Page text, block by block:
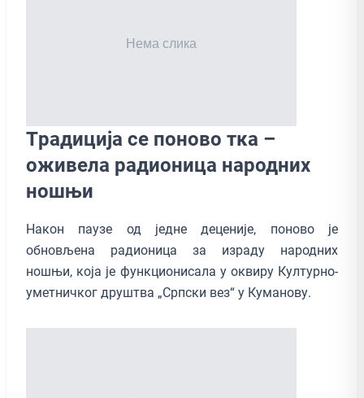
Tрадиција се поново тка –
оживела радионица народних
ношњи
Након паузе од једне деценије, поново је
обновљена радионица за израду народних
ношњи, која је функционисала у оквиру Културно-
уметничког друштва „Српски вез“ у Куманову.